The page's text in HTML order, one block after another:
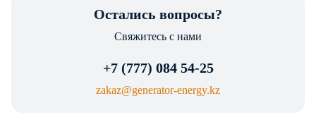
Остались вопросы?
Свяжитесь с нами
+7 (777) 084 54-25
zakaz@generator-energy.kz